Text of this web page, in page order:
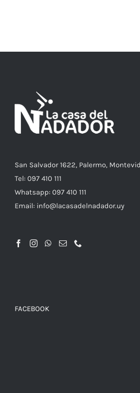
San Salvador 1622, Palermo,
Tel: 097 410 111
Whatsapp: 097 410 111
Email: info@lacasadelnadador.uy
FACEBOOK